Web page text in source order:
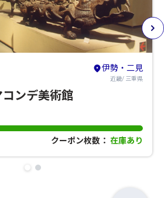
伊勢・二見
近畿/ 三重県
コンデ美術館
クーポン枚数： 在庫あり